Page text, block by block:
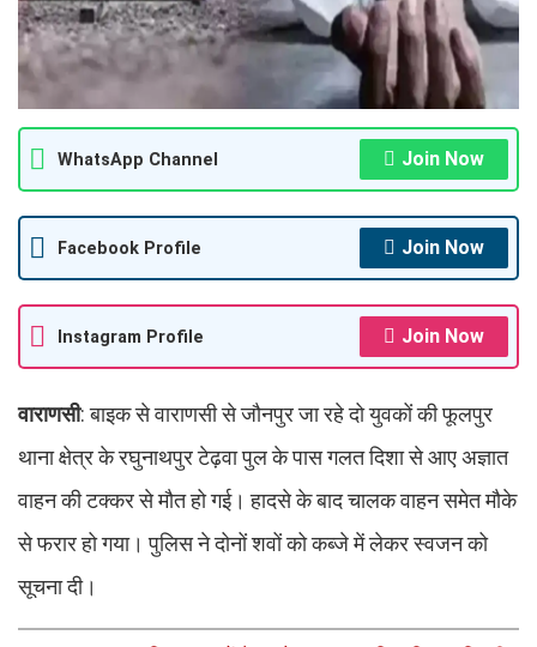
WhatsApp Channel Join Now
Facebook Profile Join Now
Instagram Profile Join Now
वाराणसी: बाइक से वाराणसी से जौनपुर जा रहे दो युवकों की फूलपुर
थाना क्षेत्र के रघुनाथपुर टेढ़वा पुल के पास गलत दिशा से आए अज्ञात
वाहन की टक्कर से मौत हो गई। हादसे के बाद चालक वाहन समेत मौके
से फरार हो गया। पुलिस ने दोनों शवों को कब्जे में लेकर स्वजन को
सूचना दी।